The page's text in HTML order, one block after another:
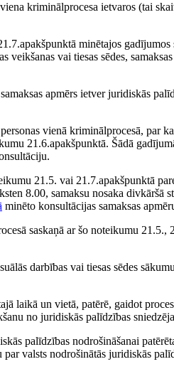
kriminālprocesa ietvaros (tai
minētajos
vai tiesas sēdes,
apmērs ietver juridiskās
vienā kriminālprocesā, par
21.6.apakšpunktā. Šādā
21.5. vai 21.7.apakšpunktā
8.00, samaksu nosaka divkāršā
minēto konsultācijas samaksas
saskaņā ar šo noteikumu 21.5.,
darbības vai tiesas sēdes
laikā un vietā, patērē, gaidot
no juridiskās palīdzības
palīdzības nodrošināšanai
valsts nodrošinātās juridiskās